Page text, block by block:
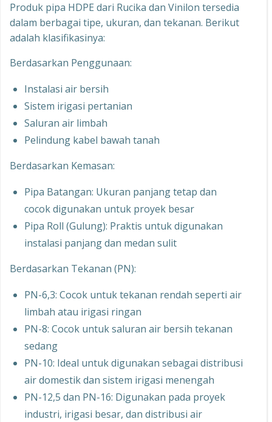
Produk pipa HDPE dari Rucika dan Vinilon tersedia
dalam berbagai tipe, ukuran, dan tekanan. Berikut
adalah klasifikasinya:
Berdasarkan Penggunaan:
Instalasi air bersih
Sistem irigasi pertanian
Saluran air limbah
Pelindung kabel bawah tanah
Berdasarkan Kemasan:
Pipa Batangan: Ukuran panjang tetap dan
cocok digunakan untuk proyek besar
Pipa Roll (Gulung): Praktis untuk digunakan
instalasi panjang dan medan sulit
Berdasarkan Tekanan (PN):
PN-6,3: Cocok untuk tekanan rendah seperti air
limbah atau irigasi ringan
PN-8: Cocok untuk saluran air bersih tekanan
sedang
PN-10: Ideal untuk digunakan sebagai distribusi
air domestik dan sistem irigasi menengah
PN-12,5 dan PN-16: Digunakan pada proyek
industri, irigasi besar, dan distribusi air